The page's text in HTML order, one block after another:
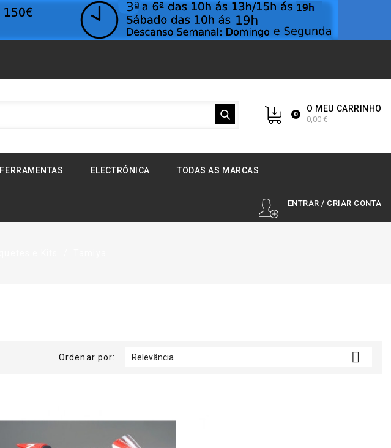
O MEU CARRINHO
0
0,00 €
FERRAMENTAS ELECTRÓNICA TODAS AS MARCAS
ENTRAR / CRIAR CONTA
Ordenar por: Relevância 